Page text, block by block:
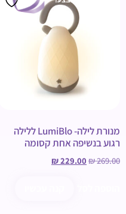
מנורת לילה- LumiBlo ללילה
רגוע בנשיפה אחת קסומה
₪269.00
₪229.00